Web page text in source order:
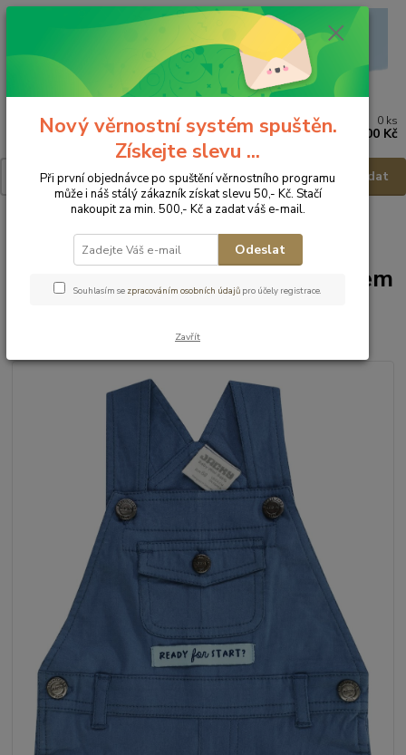
Menu
Hledat
0 ks
0,00 Kč
JACKY Chlapecké kraťasy s laclem 3711130 - vel.80
JACKY Chlapecké kraťasy s laclem
3711130 - vel.80
Nový věrnostní systém spuštěn.
Získejte slevu ...
Při první objednávce po spuštění věrnostního programu
může i náš stálý zákazník získat slevu 50,- Kč. Stačí
nakoupit za min. 500,- Kč a zadat váš e-mail.
Odeslat
Souhlasím se zpracováním osobních údajů pro účely registrace.
Zavřít